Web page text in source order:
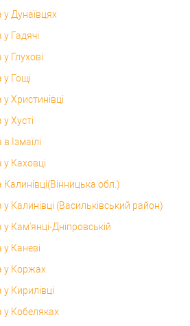
Дунаївцях
Гадячі
Глухові
Гощі
Христинівці
Хусті
Ізмаїлі
Каховці
обл.)
Калинівці (Васильківський район)
Кам'янці-Дніпровській
Каневі
у Коржах
Кирилівці
у Кобеляках